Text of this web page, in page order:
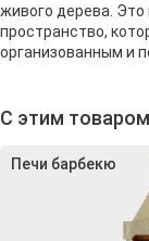
живого дерева. Это
пространство,
организованным и
С этим
Печи барбекю